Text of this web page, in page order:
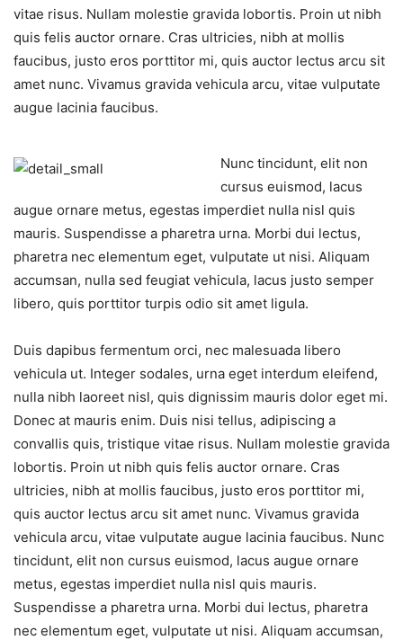
vitae risus. Nullam molestie gravida lobortis. Proin ut nibh
quis felis auctor ornare. Cras ultricies, nibh at mollis
faucibus, justo eros porttitor mi, quis auctor lectus arcu sit
amet nunc. Vivamus gravida vehicula arcu, vitae vulputate
augue lacinia faucibus.
Nunc tincidunt, elit non
cursus euismod, lacus
augue ornare metus, egestas imperdiet nulla nisl quis
mauris. Suspendisse a pharetra urna. Morbi dui lectus,
pharetra nec elementum eget, vulputate ut nisi. Aliquam
accumsan, nulla sed feugiat vehicula, lacus justo semper
libero, quis porttitor turpis odio sit amet ligula.
Duis dapibus fermentum orci, nec malesuada libero
vehicula ut. Integer sodales, urna eget interdum eleifend,
nulla nibh laoreet nisl, quis dignissim mauris dolor eget mi.
Donec at mauris enim. Duis nisi tellus, adipiscing a
convallis quis, tristique vitae risus. Nullam molestie gravida
lobortis. Proin ut nibh quis felis auctor ornare. Cras
ultricies, nibh at mollis faucibus, justo eros porttitor mi,
quis auctor lectus arcu sit amet nunc. Vivamus gravida
vehicula arcu, vitae vulputate augue lacinia faucibus. Nunc
tincidunt, elit non cursus euismod, lacus augue ornare
metus, egestas imperdiet nulla nisl quis mauris.
Suspendisse a pharetra urna. Morbi dui lectus, pharetra
nec elementum eget, vulputate ut nisi. Aliquam accumsan,